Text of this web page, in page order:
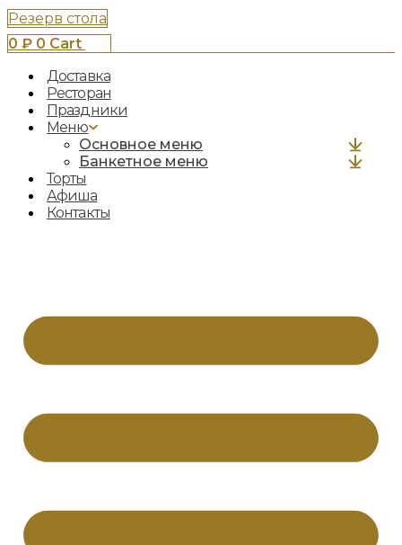
Резерв стола
0 ₽ 0 Cart
Доставка
Ресторан
Праздники
Меню
Основное меню
Банкетное меню
Торты
Афиша
Контакты